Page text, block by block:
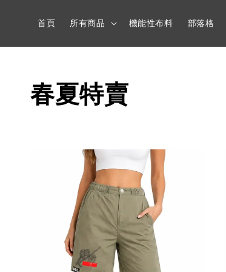
首頁 所有商品 機能性布料 部落格
春夏特賣